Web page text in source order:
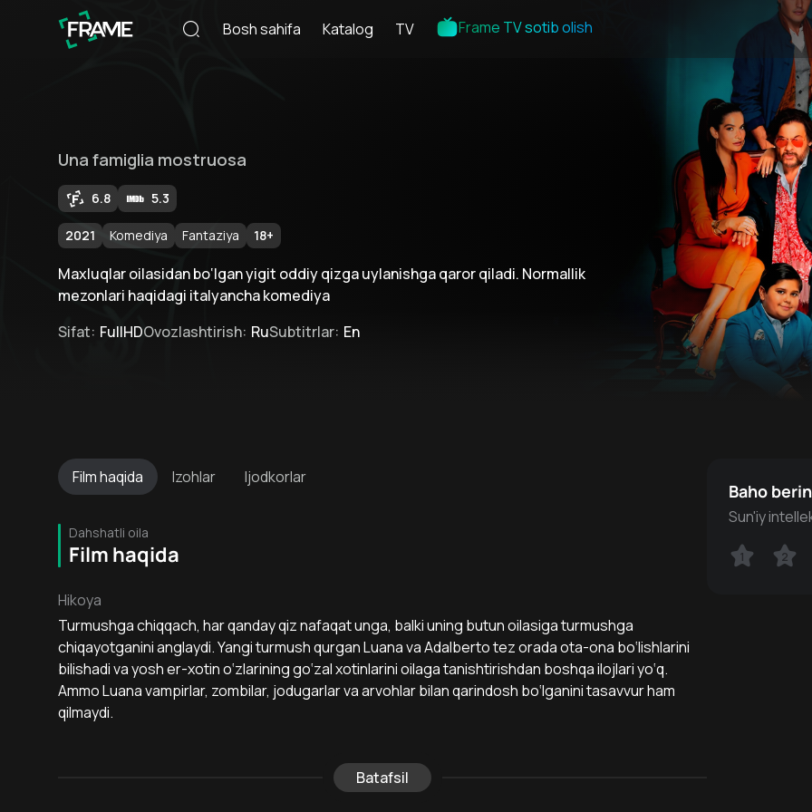
Bosh sahifa Katalog TV Frame TV sotib olish
Una famiglia mostruosa
6.8 5.3
2021 Komediya Fantaziya 18+
Maxluqlar oilasidan bo‘lgan yigit oddiy qizga uylanishga qaror qiladi. Normallik
mezonlari haqidagi italyancha komediya
Sifat: FullHDOvozlashtirish: RuSubtitrlar: En
Filmhaqida Izohlar Ijodkorlar
Dahshatli oila
Film haqida
Hikoya
Turmushga chiqqach, har qanday qiz nafaqat unga, balki uning butun oilasiga turmushga
chiqayotganini anglaydi. Yangi turmush qurgan Luana va Adalberto tez orada ota-ona bo‘lishlarini
bilishadi va yosh er-xotin o‘zlarining go‘zal xotinlarini oilaga tanishtirishdan boshqa ilojlari yo‘q.
Ammo Luana vampirlar, zombilar, jodugarlar va arvohlar bilan qarindosh bo‘lganini tasavvur ham
qilmaydi.
Batafsil
Baho
Sun'iy
1 2
1 2